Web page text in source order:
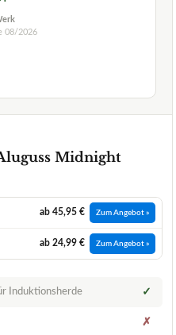
08/2026
Midnight
ab 45,95 € Zum Angebot »
ab 24,99 € Zum Angebot »
Induktionsherde ✓
✗